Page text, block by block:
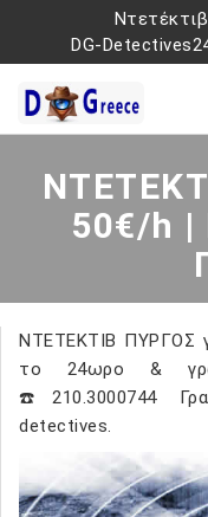
DG-
50€/h |
ΝΤΕΤΕΚΤΙΒ ΠΥΡΓΟΣ
το 24ωρο &
☎️210.3000744
detectives.